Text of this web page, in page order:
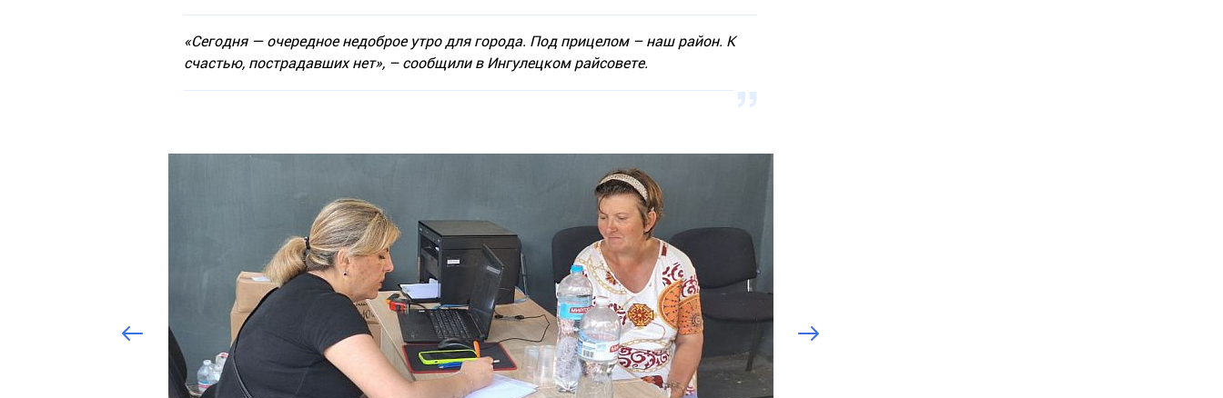
«Сегодня — очередное недоброе утро для города. Под прицелом – наш район. К
счастью, пострадавших нет», – сообщили в Ингулецком райсовете.